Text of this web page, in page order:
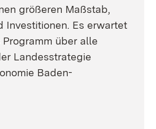
größeren Maßstab,
Investitionen. Es erwartet
über alle
Landesstrategie
Baden-